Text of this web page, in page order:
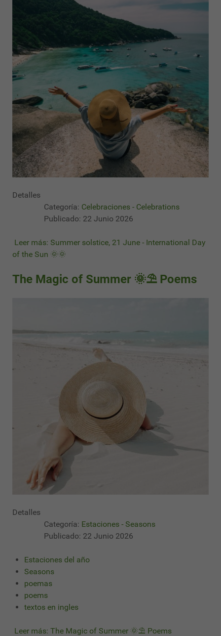
Detalles
Categoría: Celebraciones - Celebrations
Publicado: 22 Junio 2026
Leer más: Summer solstice, 21 June - International Day
of the Sun 🌞🌞
The Magic of Summer 🌞⛱ Poems
Detalles
Categoría: Estaciones - Seasons
Publicado: 22 Junio 2026
Estaciones del año
Seasons
poemas
poems
textos en ingles
Leer más: The Magic of Summer 🌞⛱ Poems